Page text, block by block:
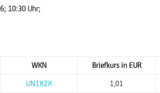
10:30 Uhr;
WKN Briefkurs in EUR
UN1XZX 1,01